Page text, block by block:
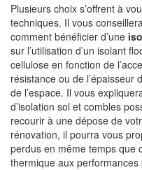
Plusieurs choix s’offrent à
techniques. Il vous
comment bénéficier d’une
sur l’utilisation d’un isolant
cellulose en fonction de
résistance ou de l’épaisseur
de l’espace. Il vous
d’isolation sol et combles
recourir à une dépose de
rénovation, il pourra vous
perdus en même temps que
thermique aux performances